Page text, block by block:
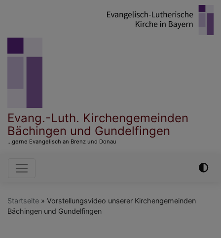
Evang.-Luth. Kirchengemeinden
Bächingen und Gundelfingen
...gerne Evangelisch an Brenz und Donau
Hauptnavigation
Startseite
Vorstellungsvideo unserer Kirchengemeinden
Bächingen und Gundelfingen